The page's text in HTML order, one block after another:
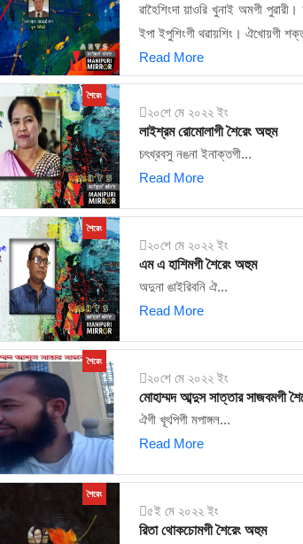
ৱাহৈশিংদা য়াওরি খুনাই অমগী
ইপা ইপুশিংগী থৱায়শিং। ঐখোয়গী
Read More
শৈরেং
২০শে মে ২০২২ ইং
লাইশ্রম রোমোলাগী শৈরেং অহুম
চৎখ্রবসু নঙনা ইনাক্তগী...
Read More
শৈরেং
২০শে মে ২০২২ ইং
এম এ হাশিমগী শৈরেং অহুম
অদুনা ঙাইরিবনি ঐ...
Read More
শৈরেং
২০শে মে ২০২২ ইং
মোহাম্মদ আব্দুস সাত্তার সাজবমগী
ঐগী খূৎপিগী মপাঙ্গল...
Read More
শৈরেং
৫ই মে ২০২২ ইং
রিতা থোকচোমগী শৈরেং অহুম